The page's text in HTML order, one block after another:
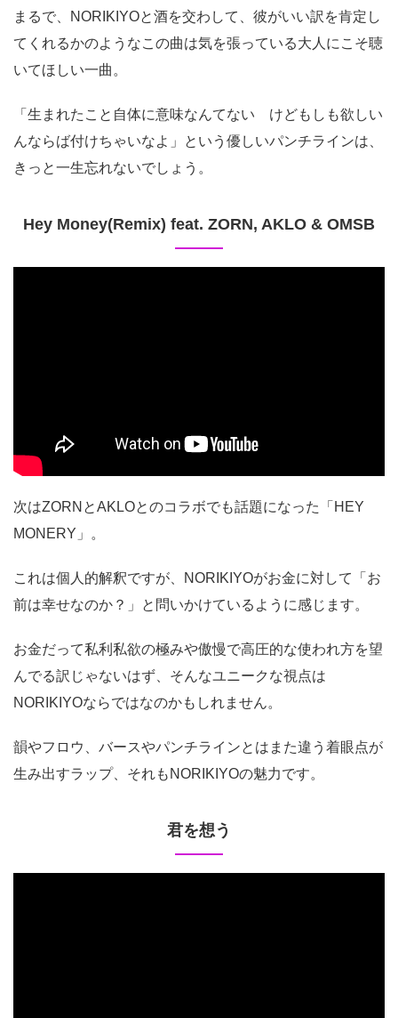
まるで、NORIKIYOと酒を交わして、彼がいい訳を肯定し
てくれるかのようなこの曲は気を張っている大人にこそ聴
いてほしい一曲。
「生まれたこと自体に意味なんてない けどもしも欲しい
んならば付けちゃいなよ」という優しいパンチラインは、
きっと一生忘れないでしょう。
Hey Money(Remix) feat. ZORN, AKLO & OMSB
次はZORNとAKLOとのコラボでも話題になった「HEY
MONERY」。
これは個人的解釈ですが、NORIKIYOがお金に対して「お
前は幸せなのか？」と問いかけているように感じます。
お金だって私利私欲の極みや傲慢で高圧的な使われ方を望
んでる訳じゃないはず、そんなユニークな視点は
NORIKIYOならではなのかもしれません。
韻やフロウ、バースやパンチラインとはまた違う着眼点が
生み出すラップ、それもNORIKIYOの魅力です。
君を想う